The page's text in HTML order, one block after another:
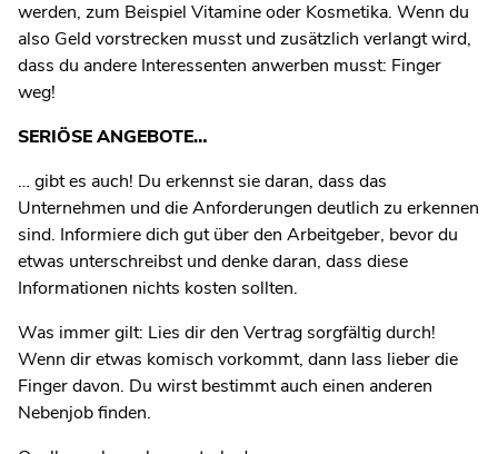
werden, zum Beispiel Vitamine oder Kosmetika. Wenn du
also Geld vorstrecken musst und zusätzlich verlangt wird,
dass du andere Interessenten anwerben musst: Finger
weg!
SERIÖSE ANGEBOTE…
… gibt es auch! Du erkennst sie daran, dass das
Unternehmen und die Anforderungen deutlich zu erkennen
sind. Informiere dich gut über den Arbeitgeber, bevor du
etwas unterschreibst und denke daran, dass diese
Informationen nichts kosten sollten.
Was immer gilt: Lies dir den Vertrag sorgfältig durch!
Wenn dir etwas komisch vorkommt, dann lass lieber die
Finger davon. Du wirst bestimmt auch einen anderen
Nebenjob finden.